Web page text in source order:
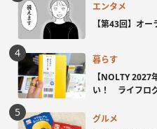
エンタメ
【第43回】オ
暮らす
【NOLTY
い！ ライフロ
グルメ